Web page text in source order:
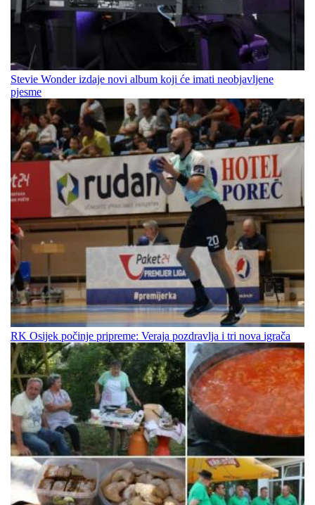
Stevie Wonder izdaje novi album koji će imati neobjavljene
pjesme
RK Osijek počinje pripreme: Veraja pozdravlja i tri nova igrača